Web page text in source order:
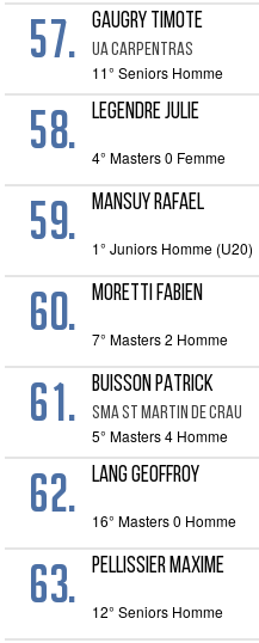
57. GAUGRY TIMOTE
UA CARPENTRAS
11° Seniors Homme
58. LEGENDRE JULIE
4° Masters 0 Femme
59. MANSUY RAFAEL
1° Juniors Homme (U20)
60. MORETTI FABIEN
7° Masters 2 Homme
61. BUISSON PATRICK
SMA ST MARTIN DE CRAU
5° Masters 4 Homme
62. LANG GEOFFROY
16° Masters 0 Homme
63. PELLISSIER MAXIME
12° Seniors Homme